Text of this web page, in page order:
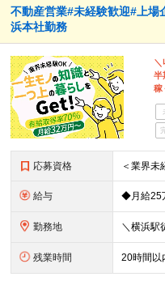
不動産営業#未経験歓迎#上
浜本社勤務
＼
半
稼
応募資格
給与
勤務地
残業時間 20時間以